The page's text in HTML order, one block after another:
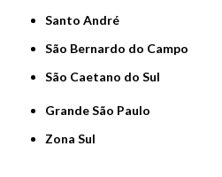
Santo André
São Bernardo do Campo
São Caetano do Sul
Grande São Paulo
Zona Sul